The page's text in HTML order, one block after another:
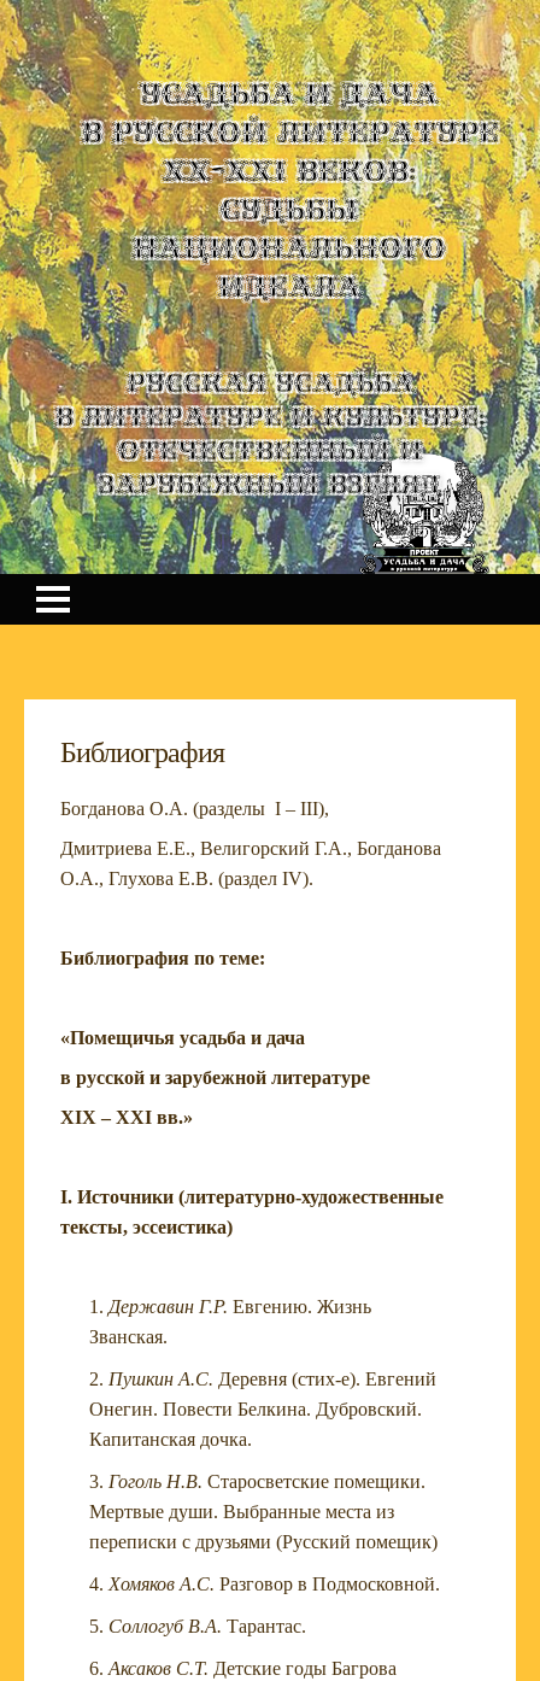
УСАДЬБА И ДАЧА
В РУССКОЙ ЛИТЕРАТУРЕ
XX-XXI ВЕКОВ:
СУДЬБЫ
НАЦИОНАЛЬНОГО
ИДЕАЛА
Русская усадьба
в литературе и культуре:
отечественный и
зарубежный взгляд
Библиография
Богданова О.А. (разделы I – III),
Дмитриева Е.Е., Велигорский Г.А., Богданова
О.А., Глухова Е.В. (раздел IV).
Библиография по теме:
«Помещичья усадьба и дача
в русской и зарубежной литературе
XIX – XXI вв.»
I. Источники (литературно-художественные
тексты, эссеистика)
Державин Г.Р. Евгению. Жизнь
Званская.
Пушкин А.С. Деревня (стих-е). Евгений
Онегин. Повести Белкина. Дубровский.
Капитанская дочка.
Гоголь Н.В. Старосветские помещики.
Мертвые души. Выбранные места из
переписки с друзьями (Русский помещик)
Хомяков А.С. Разговор в Подмосковной.
Соллогуб В.А. Тарантас.
Аксаков С.Т. Детские годы Багрова